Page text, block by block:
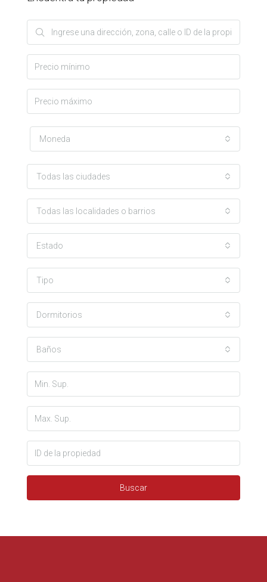
Moneda
Todas las ciudades
Todas las localidades o barrios
Estado
Tipo
Dormitorios
Baños
Buscar